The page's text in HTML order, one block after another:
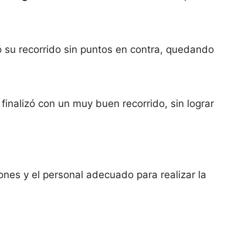
recorrido sin puntos en contra, quedando
con un muy buen recorrido, sin lograr
y el personal adecuado para realizar la